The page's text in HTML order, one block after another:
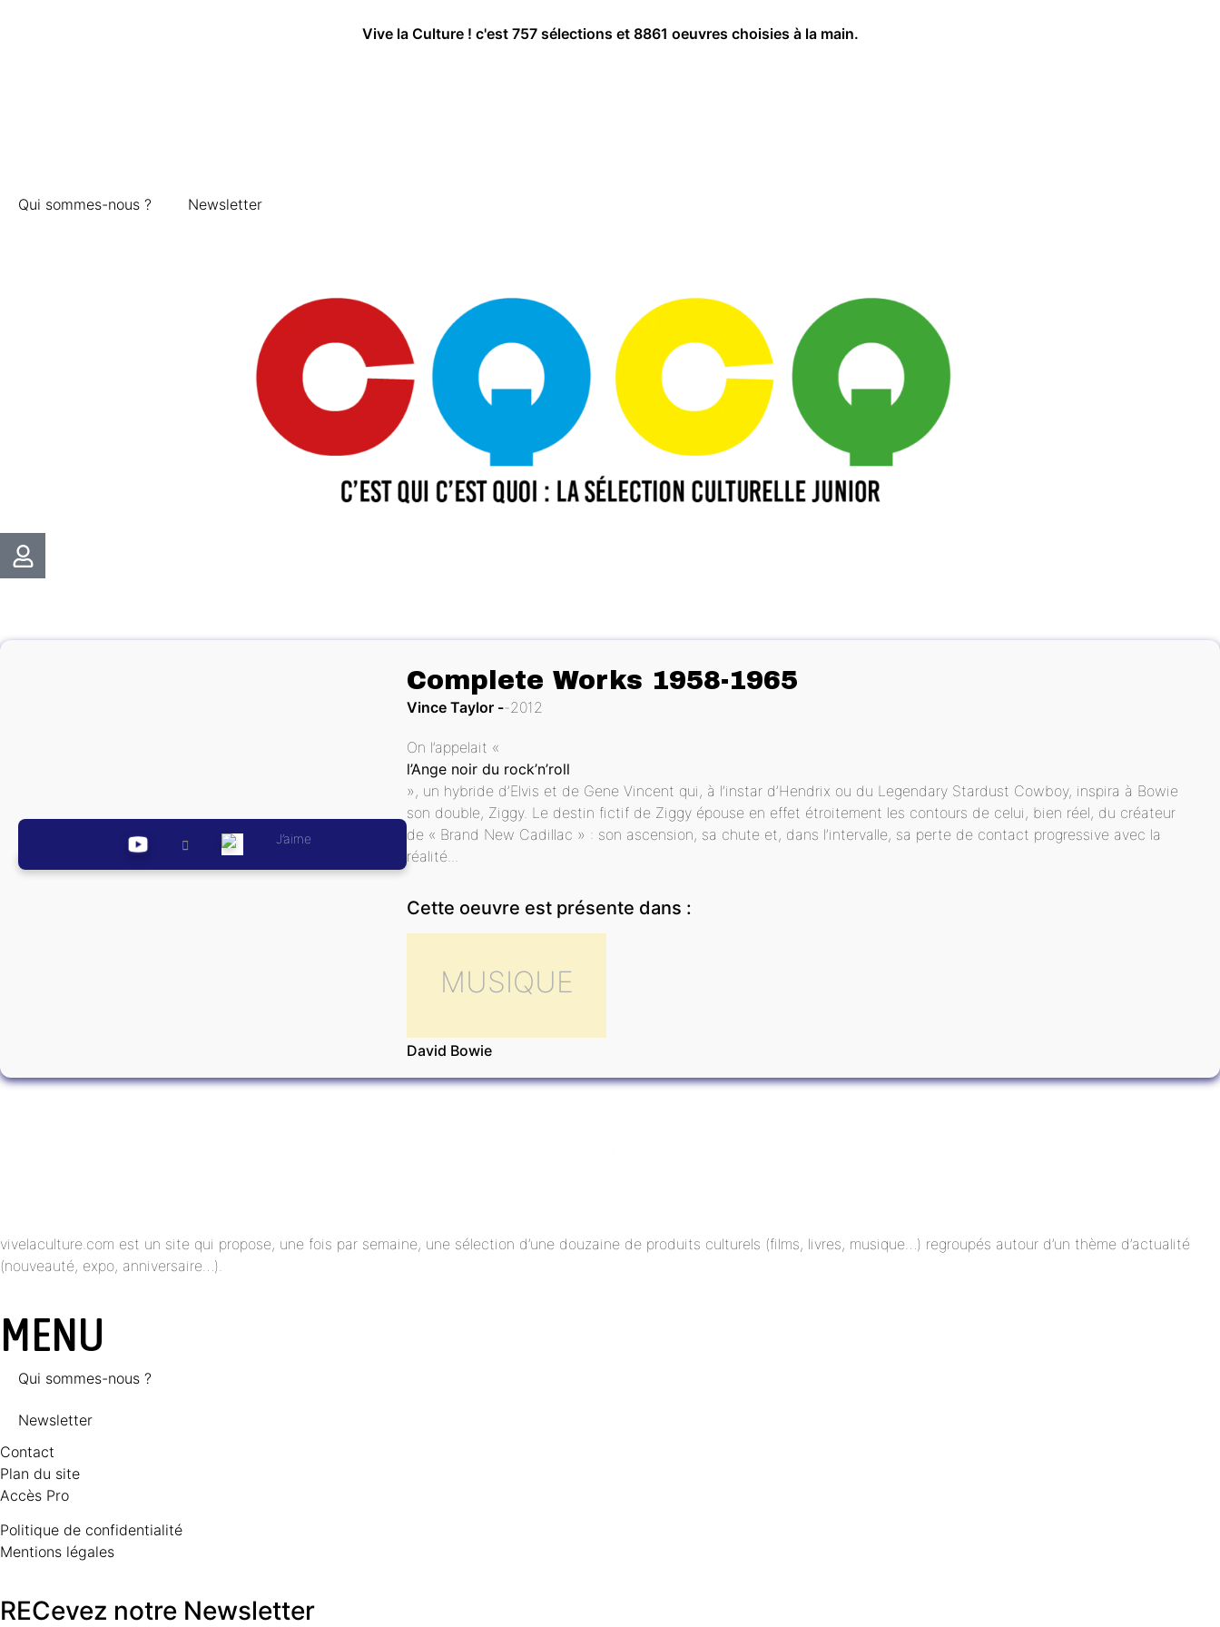
Vive la Culture ! c'est 757 sélections et 8861 oeuvres choisies à la main.
Qui sommes-nous ? Newsletter
J’aime
Complete Works 1958-1965
Vince Taylor 2012
On l’appelait «
l’Ange noir du rock’n’roll
», un hybride d’Elvis et de Gene Vincent qui, à l’instar d’Hendrix ou du Legendary Stardust Cowboy, inspira à Bowie
son double, Ziggy. Le destin fictif de Ziggy épouse en effet étroitement les contours de celui, bien réel, du créateur
de « Brand New Cadillac » : son ascension, sa chute et, dans l’intervalle, sa perte de contact progressive avec la
réalité...
Cette oeuvre est présente dans :
MUSIQUE
David Bowie
vivelaculture.com est un site qui propose, une fois par semaine, une sélection d’une douzaine de produits culturels (films, livres, musique…) regroupés autour d’un thème d’actualité
(nouveauté, expo, anniversaire…).
MENU
Qui sommes-nous ?
Newsletter
Contact
Plan du site
Accès Pro
Politique de confidentialité
Mentions légales
RECevez notre Newsletter